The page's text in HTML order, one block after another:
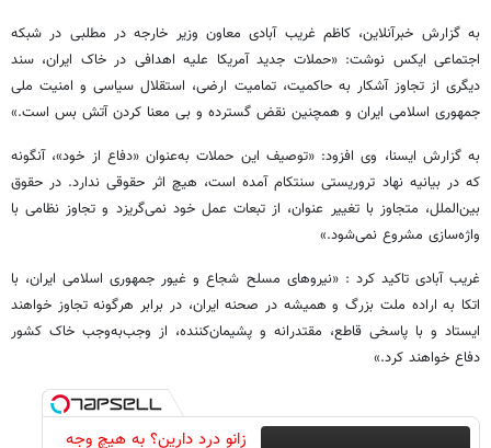
‌به گزارش خبرآنلاین، کاظم غریب آبادی معاون وزیر خارجه در مطلبی در شبکه
اجتماعی ایکس نوشت: «حملات جدید آمریکا علیه اهدافی در خاک ایران، سند
دیگری از تجاوز آشکار به حاکمیت، تمامیت ارضی، استقلال سیاسی و امنیت ملی
جمهوری اسلامی ایران و همچنین نقض گسترده و بی معنا کردن آتش بس است.»
به گزارش ایسنا، وی افزود: «توصیف این حملات به‌عنوان «دفاع از خود»، آنگونه
که در بیانیه نهاد تروریستی سنتکام آمده است، هیچ اثر حقوقی ندارد. در حقوق
بین‌الملل، متجاوز با تغییر عنوان، از تبعات عمل خود نمی‌گریزد و تجاوز نظامی با
واژه‌سازی مشروع نمی‌شود.»
غریب آبادی تاکید کرد : «نیروهای مسلح شجاع و غیور جمهوری اسلامی ایران، با
اتکا به اراده ملت بزرگ و همیشه در صحنه ایران، در برابر هرگونه تجاوز خواهند
ایستاد و با پاسخی قاطع، مقتدرانه و پشیمان‌کننده، از وجب‌به‌وجب خاک کشور
دفاع خواهند کرد.»
زانو درد دارین؟ به هیچ وجه